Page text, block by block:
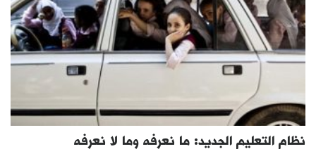
نظام التعليم الجديد: ما نعرفه وما لا نعرفه